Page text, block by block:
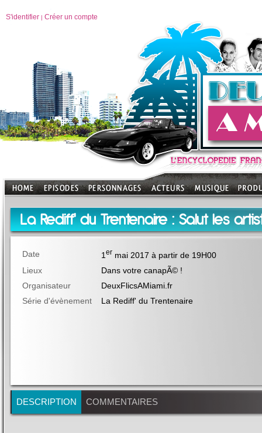
S'identifier | Créer un compte
La Rediff' du Trentenaire : Salut les
Date 1 er mai 2017 à partir de 19H00
Lieux
Dans votre canapÃ© !
Organisateur
DeuxFlicsAMiami.fr
Série d'évènement
La Rediff' du Trentenaire
DESCRIPTION COMMENTAIRES